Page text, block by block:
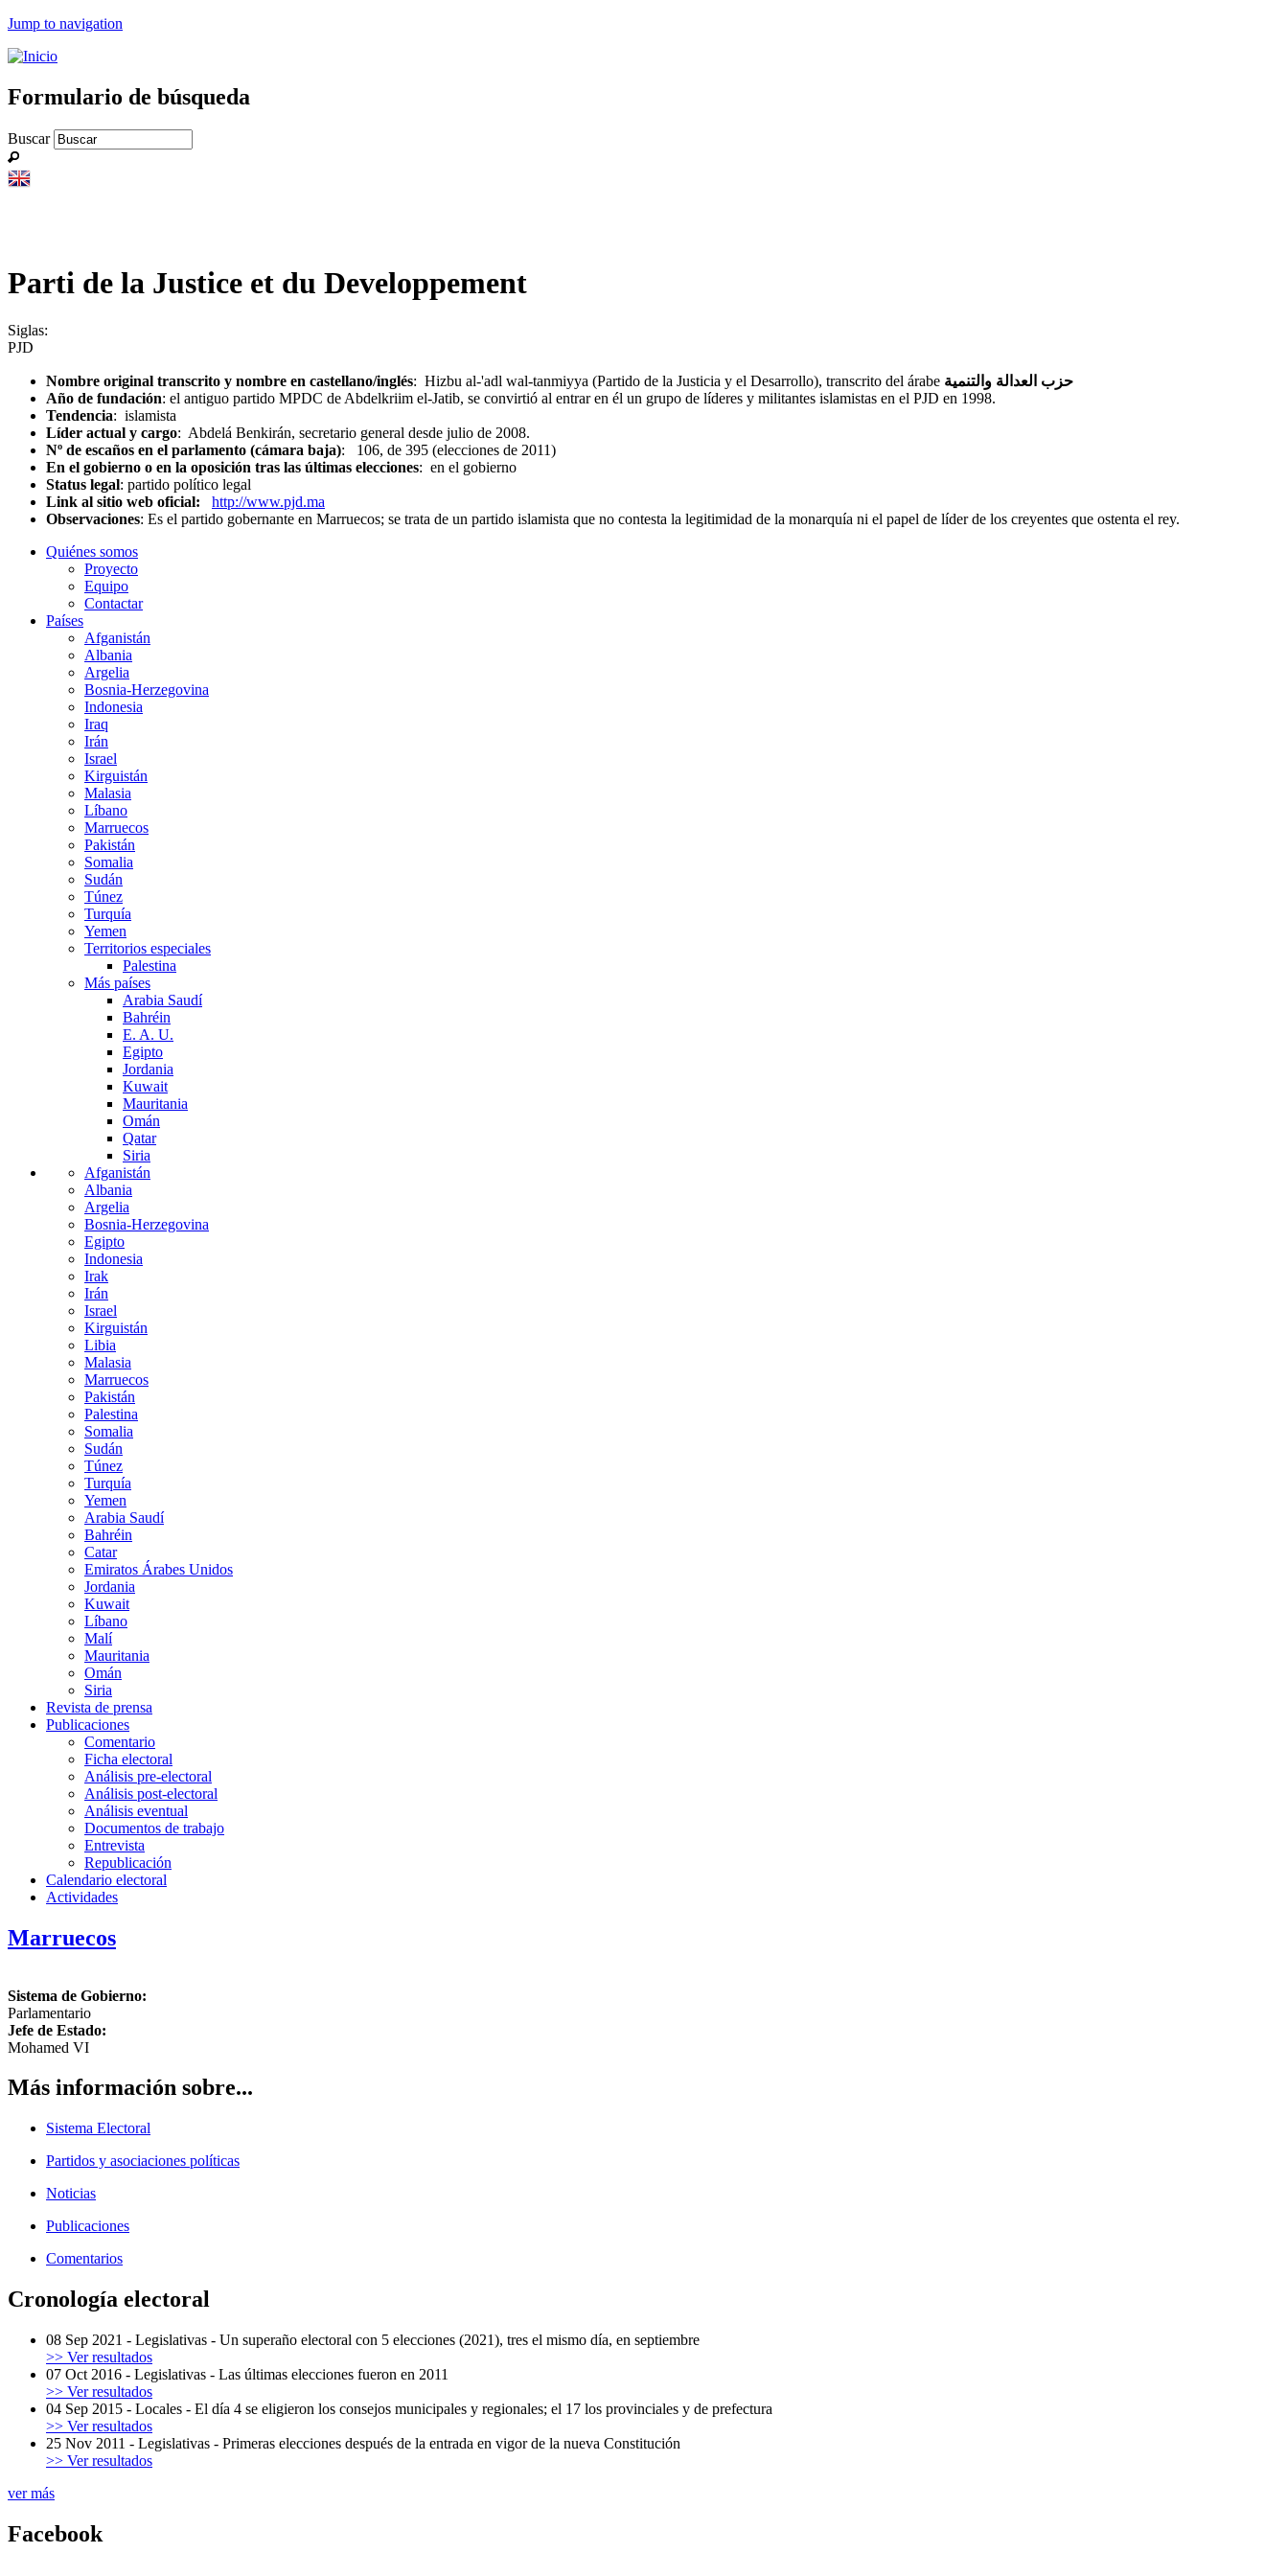
Jump to navigation
Formulario de búsqueda
Buscar
Parti de la Justice et du Developpement
Siglas:
PJD
Nombre original transcrito y nombre en castellano/inglés: Hizbu al-'adl wal-tanmiyya (Partido de la Justicia y el Desarrollo), transcrito del árabe حزب العدالة والتنمية
Año de fundación: el antiguo partido MPDC de Abdelkriim el-Jatib, se convirtió al entrar en él un grupo de líderes y militantes islamistas en el PJD en 1998.
Tendencia: islamista
Líder actual y cargo: Abdelá Benkirán, secretario general desde julio de 2008.
Nº de escaños en el parlamento (cámara baja): 106, de 395 (elecciones de 2011)
En el gobierno o en la oposición tras las últimas elecciones: en el gobierno
Status legal: partido político legal
Link al sitio web oficial:
http://www.pjd.ma
Observaciones: Es el partido gobernante en Marruecos; se trata de un partido islamista que no contesta la legitimidad de la monarquía ni el papel de líder de los creyentes que ostenta el rey.
Quiénes somos
Proyecto
Equipo
Contactar
Países
Afganistán
Albania
Argelia
Bosnia-Herzegovina
Indonesia
Iraq
Irán
Israel
Kirguistán
Malasia
Líbano
Marruecos
Pakistán
Somalia
Sudán
Túnez
Turquía
Yemen
Territorios especiales
Palestina
Más países
Arabia Saudí
Bahréin
E. A. U.
Egipto
Jordania
Kuwait
Mauritania
Omán
Qatar
Siria
Afganistán
Albania
Argelia
Bosnia-Herzegovina
Egipto
Indonesia
Irak
Irán
Israel
Kirguistán
Libia
Malasia
Marruecos
Pakistán
Palestina
Somalia
Sudán
Túnez
Turquía
Yemen
Arabia Saudí
Bahréin
Catar
Emiratos Árabes Unidos
Jordania
Kuwait
Líbano
Malí
Mauritania
Omán
Siria
Revista de prensa
Publicaciones
Comentario
Ficha electoral
Análisis pre-electoral
Análisis post-electoral
Análisis eventual
Documentos de trabajo
Entrevista
Republicación
Calendario electoral
Actividades
Marruecos
Sistema de Gobierno:
Parlamentario
Jefe de Estado:
Mohamed VI
Más información sobre...
Sistema Electoral
Partidos y asociaciones políticas
Noticias
Publicaciones
Comentarios
Cronología electoral
08 Sep 2021 - Legislativas - Un superaño electoral con 5 elecciones (2021), tres el mismo día, en septiembre
>> Ver resultados
07 Oct 2016 - Legislativas - Las últimas elecciones fueron en 2011
>> Ver resultados
04 Sep 2015 - Locales - El día 4 se eligieron los consejos municipales y regionales; el 17 los provinciales y de prefectura
>> Ver resultados
25 Nov 2011 - Legislativas - Primeras elecciones después de la entrada en vigor de la nueva Constitución
>> Ver resultados
ver más
Facebook